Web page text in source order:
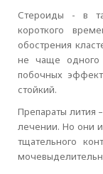
Стероиды - в
короткого
обострения
не чаще одного
побочных
стойкий.
Препараты лития
лечении. Но они
тщательного